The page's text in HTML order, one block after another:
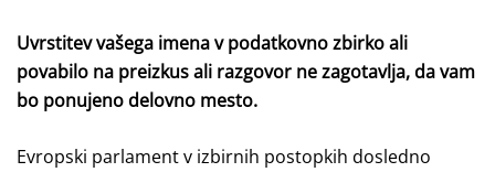
Uvrstitev vašega imena v podatkovno zbirko ali
povabilo na preizkus ali razgovor ne zagotavlja, da vam
bo ponujeno delovno mesto.
Evropski parlament v izbirnih postopkih dosledno